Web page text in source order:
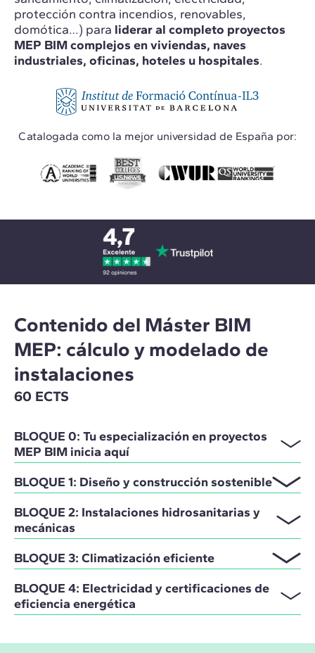
protección contra incendios, renovables,
domótica…) para liderar al completo proyectos
MEP BIM complejos en viviendas, naves
industriales, oficinas, hoteles u hospitales.
Catalogada como la mejor universidad de España por:
Contenido del Máster BIM
MEP: cálculo y modelado de
instalaciones
60 ECTS
BLOQUE 0: Tu especialización en proyectos
MEP BIM inicia aquí
BLOQUE 1: Diseño y construcción sostenible
BLOQUE 2: Instalaciones hidrosanitarias y
mecánicas
BLOQUE 3: Climatización eficiente
BLOQUE 4: Electricidad y certificaciones de
eficiencia energética